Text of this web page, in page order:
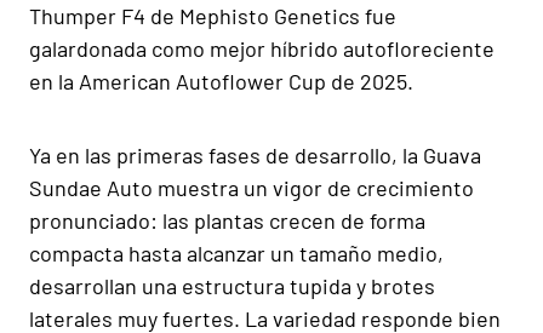
Thumper F4 de Mephisto Genetics fue
galardonada como mejor híbrido autofloreciente
en la American Autoflower Cup de 2025.
Ya en las primeras fases de desarrollo, la Guava
Sundae Auto muestra un vigor de crecimiento
pronunciado: las plantas crecen de forma
compacta hasta alcanzar un tamaño medio,
desarrollan una estructura tupida y brotes
laterales muy fuertes. La variedad responde bien